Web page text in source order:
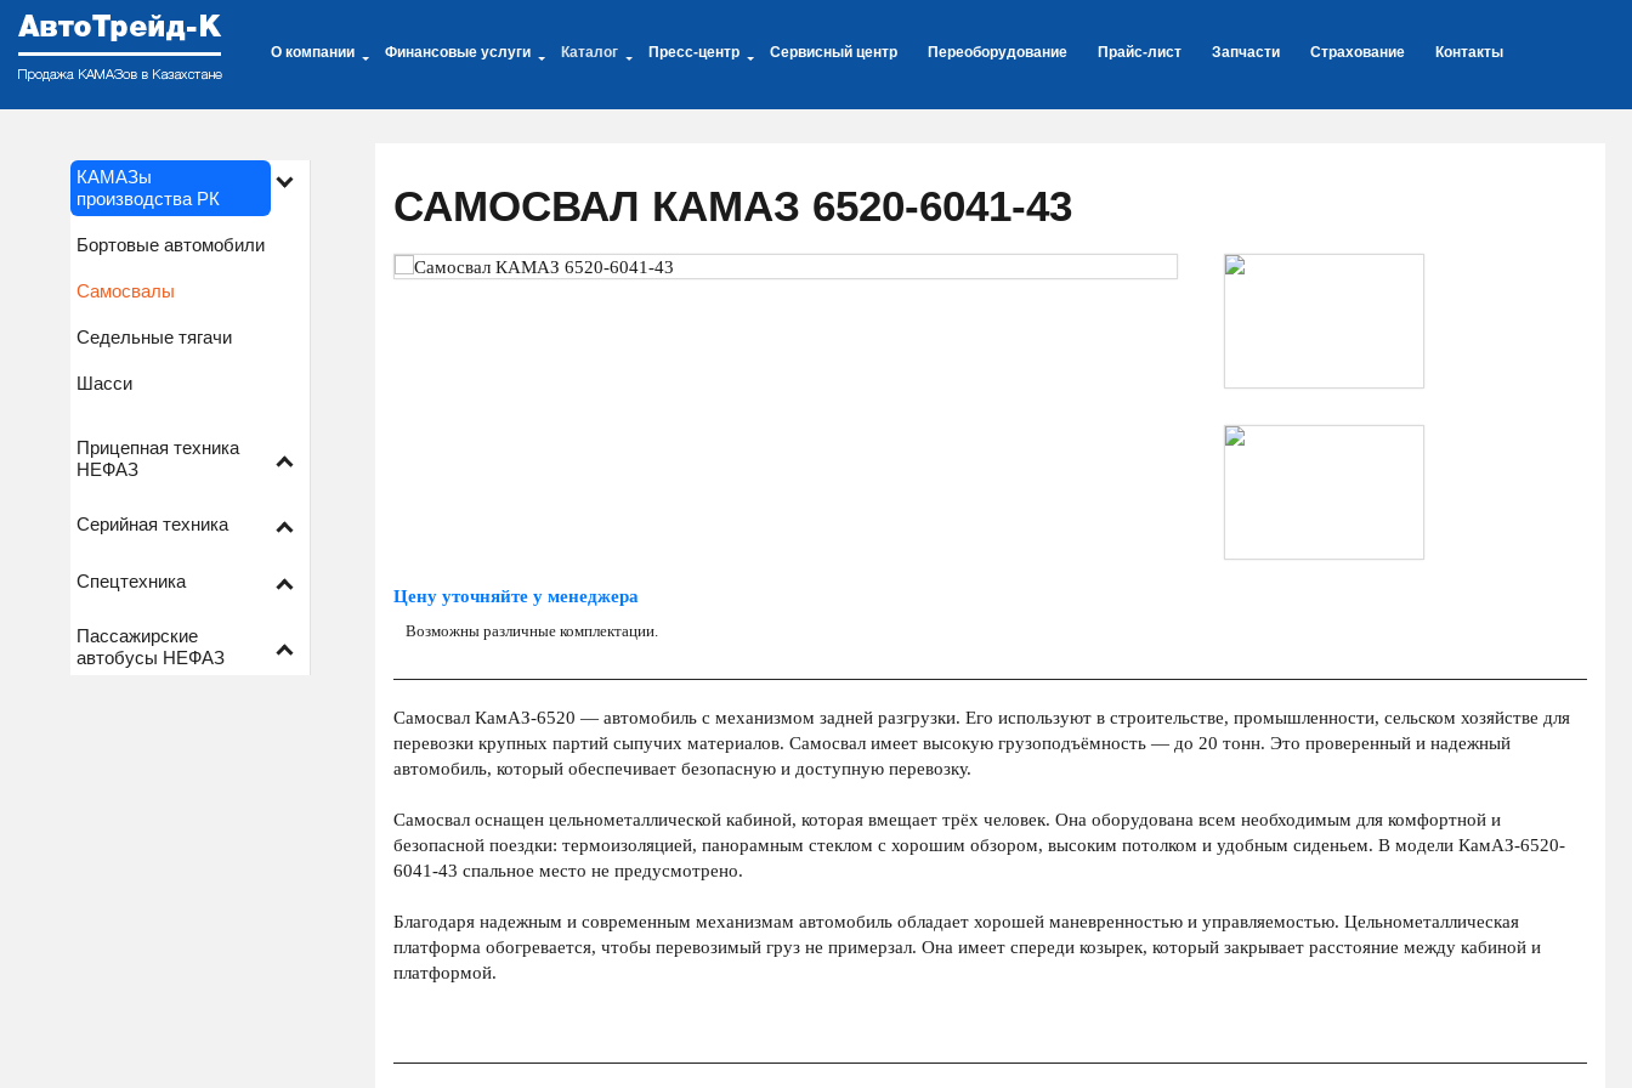
О компании Финансовые услуги Каталог Пресс-центр Сервисный центр Переоборудование Прайс-лист Запчасти Страхование Контакты
КАМАЗы
производства РК
Бортовые автомобили
Самосвалы
Седельные тягачи
Шасси
Прицепная техника
НЕФАЗ
Серийная техника
Спецтехника
Пассажирские
автобусы НЕФАЗ
САМОСВАЛ КАМАЗ 6520-6041-43
Цену уточняйте у менеджера
Возможны различные комплектации.
Самосвал КамАЗ-6520 — автомобиль с механизмом задней разгрузки. Его используют в строительстве, промышленности, сельском хозяйстве для
перевозки крупных партий сыпучих материалов. Самосвал имеет высокую грузоподъёмность — до 20 тонн. Это проверенный и надежный
автомобиль, который обеспечивает безопасную и доступную перевозку.
Самосвал оснащен цельнометаллической кабиной, которая вмещает трёх человек. Она оборудована всем необходимым для комфортной и
безопасной поездки: термоизоляцией, панорамным стеклом с хорошим обзором, высоким потолком и удобным сиденьем. В модели КамАЗ-6520-
6041-43 спальное место не предусмотрено.
Благодаря надежным и современным механизмам автомобиль обладает хорошей маневренностью и управляемостью. Цельнометаллическая
платформа обогревается, чтобы перевозимый груз не примерзал. Она имеет спереди козырек, который закрывает расстояние между кабиной и
платформой.